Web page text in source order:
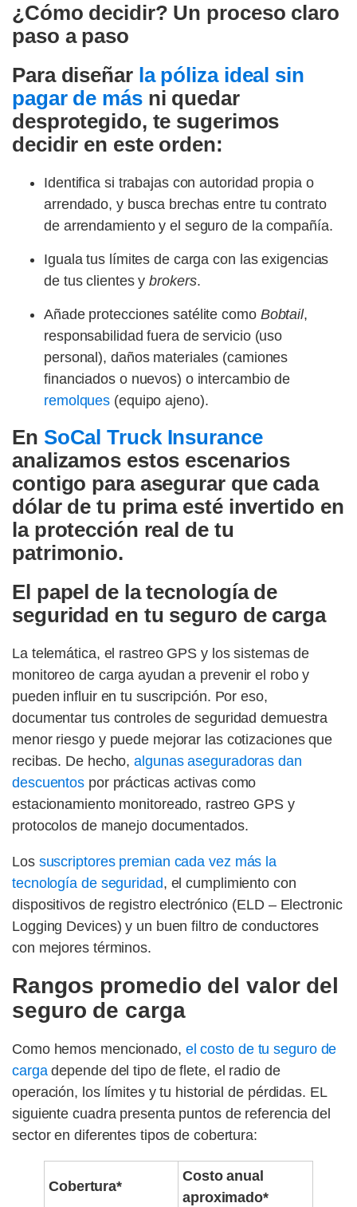
¿Cómo decidir? Un proceso claro
paso a paso
Para diseñar la póliza ideal sin
pagar de másni quedar
desprotegido, te sugerimos
decidir en este orden:
Identifica si trabajas con autoridad propia o
arrendado, y busca brechas entre tu contrato
de arrendamiento y el seguro de la compañía.
Iguala tus límites de carga con las exigencias
de tus clientes ybrokers.
Añade protecciones satélite como Bobtail,
responsabilidad fuera de servicio (uso
personal), daños materiales (camiones
financiados o nuevos) o intercambio de
remolques (equipo ajeno).
En SoCal Truck Insurance
analizamos estos escenarios
contigo para asegurar que cada
dólar de tu prima esté invertido en
la protección real de tu
patrimonio.
El papel de la tecnología de
seguridad en tu seguro de carga
La telemática, el rastreo GPS y los sistemas de
monitoreo de carga ayudan a prevenir el robo y
pueden influir en tu suscripción. Por eso,
documentar tus controles de seguridad demuestra
menor riesgo y puede mejorar las cotizaciones que
recibas. De hecho,algunas aseguradoras dan
descuentos por prácticas activas como
estacionamiento monitoreado, rastreo GPS y
protocolos de manejo documentados.
Los suscriptores premian cada vez más la
tecnología de seguridad, el cumplimiento con
dispositivos de registro electrónico (ELD – Electronic
Logging Devices) y un buen filtro de conductores
con mejores términos.
Rangos promedio del valor del
seguro de carga
Como hemos mencionado, el costo de tu seguro de
cargadepende del tipo de flete, el radio de
operación, los límites y tu historial de pérdidas. EL
siguiente cuadra presenta puntos de referencia del
sector en diferentes tipos de cobertura:
Cobertura*
Costo anual
aproximado*